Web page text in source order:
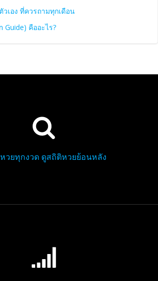
เอง ที่ควรถามทุกเดือน
Guide) คืออะไร?
วยทุกงวด ดูสถิติหวยย้อนหลัง